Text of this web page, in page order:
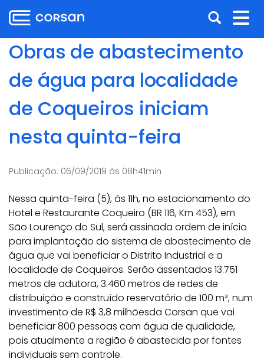
para
o
conteúdo
para
menu
para
para
o
conteúdo
Abrir
a
busca
Obras de abastecimento
de água para localidade
de Coqueiros iniciam
nesta quinta-feira
Publicação: 06/09/2019 às 08h41min
Nessa quinta-feira (5), às 11h, no estacionamento do
Hotel e Restaurante Coqueiro (BR 116, Km 453), em
São Lourenço do Sul, será assinada ordem de início
para implantação do sistema de abastecimento de
água que vai beneficiar o Distrito Industrial e a
localidade de Coqueiros. Serão assentados 13.751
metros de adutora, 3.460 metros de redes de
distribuição e construído reservatório de 100 m³, num
investimento de R$ 3,8 milhõesda Corsan que vai
beneficiar 800 pessoas com água de qualidade,
pois atualmente a região é abastecida por fontes
individuais sem controle.